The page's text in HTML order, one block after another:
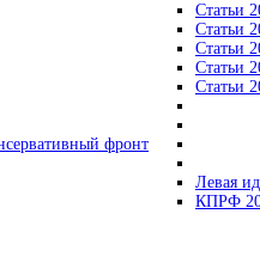
Статьи
Статьи
Статьи
Статьи
Статьи
фронт
Левая
КПРФ